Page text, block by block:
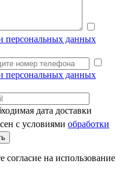
персональных данных
персональных данных
дата доставки
с условиями обработки
согласие на использование